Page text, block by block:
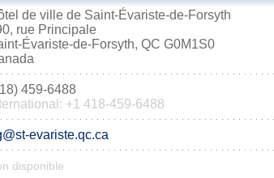
de ville de Saint-Évariste-de-Forsyth
rue Principale
Évariste-de-Forsyth, QC G0M1S0
459-6488
+1 418-459-6488
evariste.qc.ca
disponible